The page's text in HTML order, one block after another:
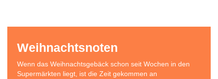
Weihnachtsnoten
Wenn das Weihnachtsgebäck schon seit Wochen in den
Supermärkten liegt, ist die Zeit gekommen an